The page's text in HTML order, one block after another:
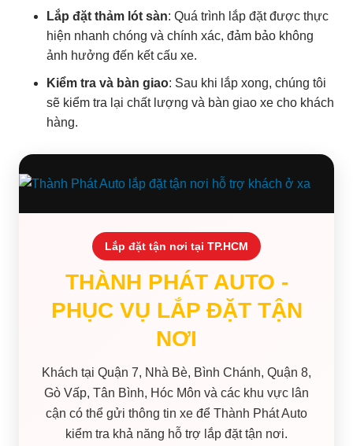
Lắp đặt thảm lót sàn: Quá trình lắp đặt được thực
hiện nhanh chóng và chính xác, đảm bảo không
ảnh hưởng đến kết cấu xe.
Kiểm tra và bàn giao: Sau khi lắp xong, chúng tôi
sẽ kiểm tra lại chất lượng và bàn giao xe cho khách
hàng.
Lắp đặt tận nơi tại TP.HCM
THÀNH PHÁT AUTO -
PHỤC VỤ LẮP ĐẶT TẬN
NƠI
Khách tại Quận 7, Nhà Bè, Bình Chánh, Quận 8,
Gò Vấp, Tân Bình, Hóc Môn và các khu vực lân
cận có thể gửi thông tin xe để Thành Phát Auto
kiểm tra khả năng hỗ trợ lắp đặt tận nơi.